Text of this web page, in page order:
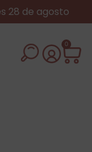
28 de agosto
0